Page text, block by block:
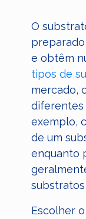
O
e obtêm
tipos de
mercado,
diferentes
exemplo,
de um
enquanto
Escolher